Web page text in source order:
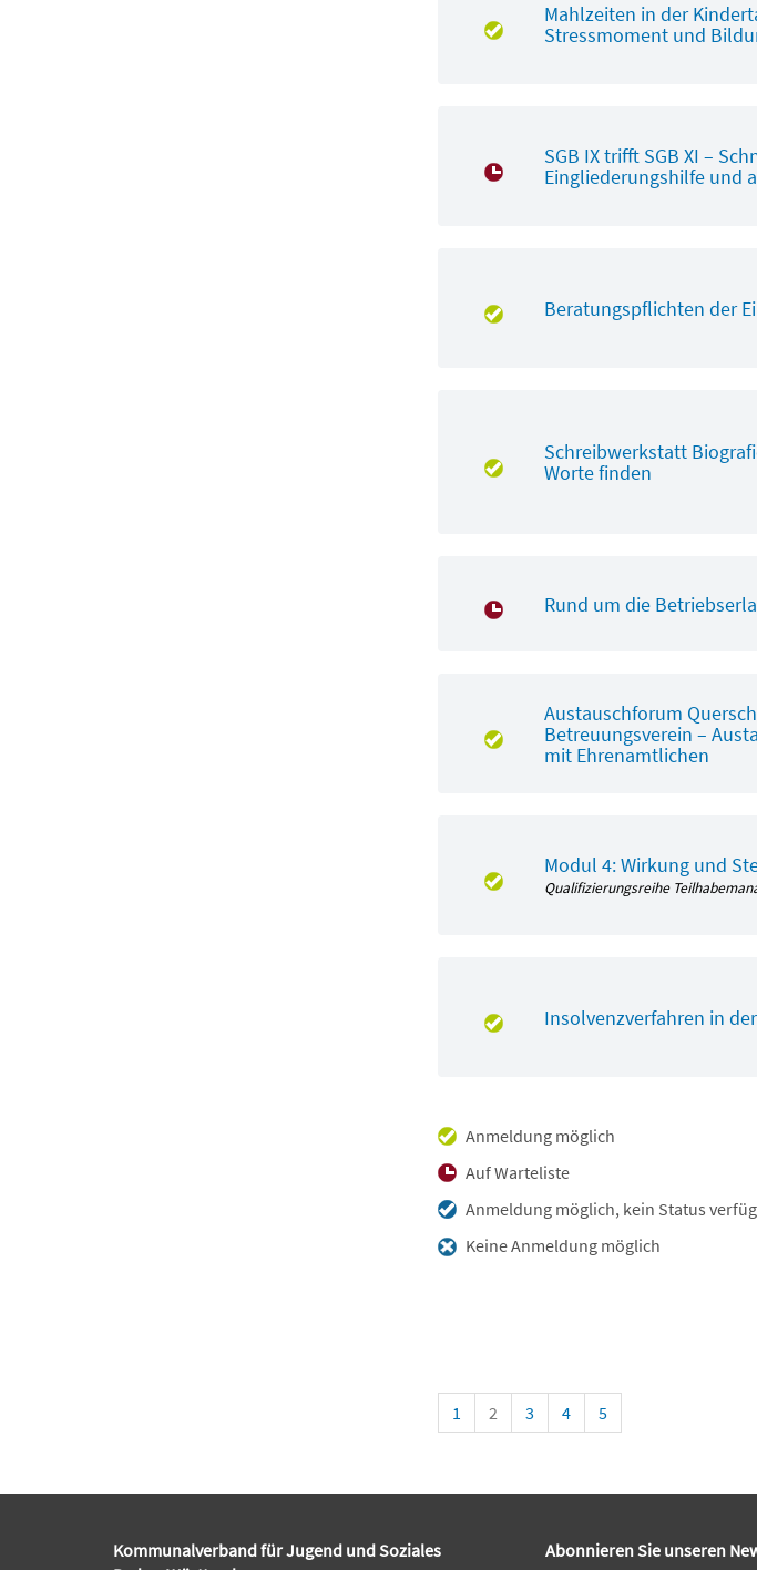
Mahlzeiten in der
Stressmoment und
SGB IX trifft SGB XI –
Eingliederungshilfe und
Beratungspflichten der
Schreibwerkstatt
Worte finden
Rund um die
Austauschforum
Betreuungsverein –
mit Ehrenamtlichen
Modul 4: Wirkung und
Qualifizierungsreihe
Insolvenzverfahren in
Anmeldung möglich
Auf Warteliste
Anmeldung möglich, kein Status
Keine Anmeldung möglich
1 2 3 4 5
Kommunalverband für Jugend und Soziales
Abonnieren Sie unseren